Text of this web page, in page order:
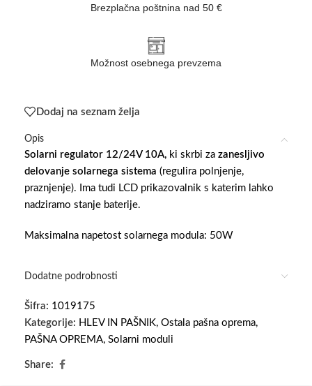
Brezplačna poštnina nad 50 €
Možnost osebnega prevzema
Dodaj na seznam želja
Opis
Solarni regulator 12/24V 10A, ki skrbi za zanesljivo
delovanje solarnega sistema (regulira polnjenje,
praznjenje). Ima tudi LCD prikazovalnik s katerim lahko
nadziramo stanje baterije.
Maksimalna napetost solarnega modula: 50W
Dodatne podrobnosti
Šifra: 1019175
Kategorije: HLEV IN PAŠNIK, Ostala pašna oprema,
PAŠNA OPREMA, Solarni moduli
Share: